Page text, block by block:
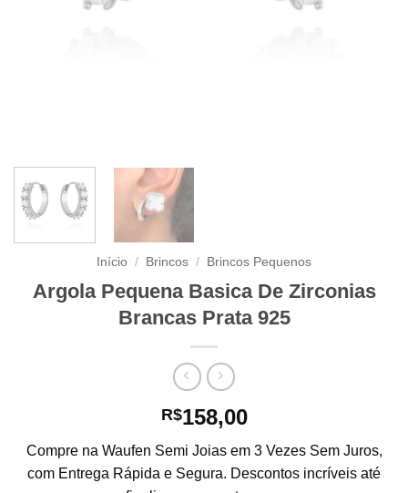
Início / Brincos / Brincos Pequenos
Argola Pequena Basica De Zirconias
Brancas Prata 925
R$158,00
Compre na Waufen Semi Joias em 3 Vezes Sem Juros,
com Entrega Rápida e Segura. Descontos incríveis até